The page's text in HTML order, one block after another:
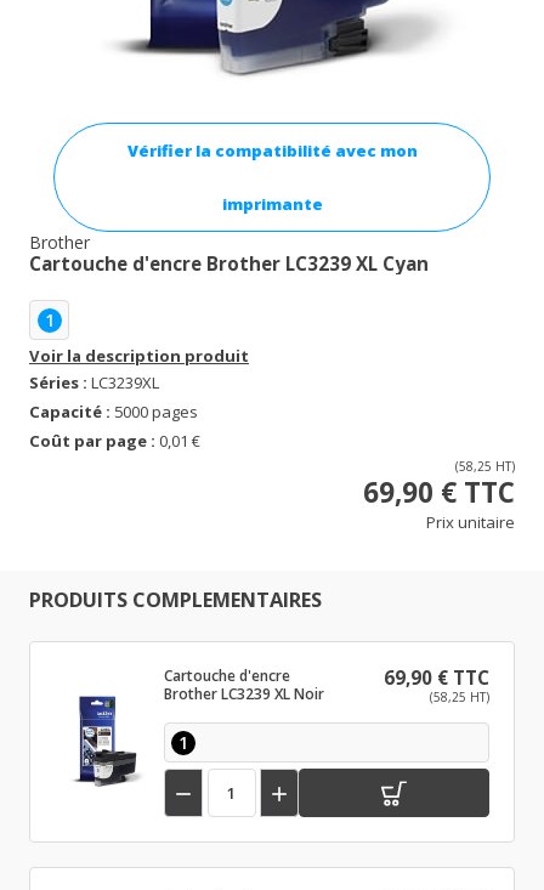
Vérifier la compatibilité avec mon
imprimante
Brother
Cartouche d'encre Brother LC3239 XL Cyan
1
Voir la description produit
Séries : LC3239XL
Capacité : 5000 pages
Coût par page : 0,01 €
(58,25 HT)
69,90 € TTC
Prix unitaire
PRODUITS COMPLEMENTAIRES
Cartouche d'encre
Brother LC3239 XL Noir
69,90 € TTC
(58,25 HT)
1
 